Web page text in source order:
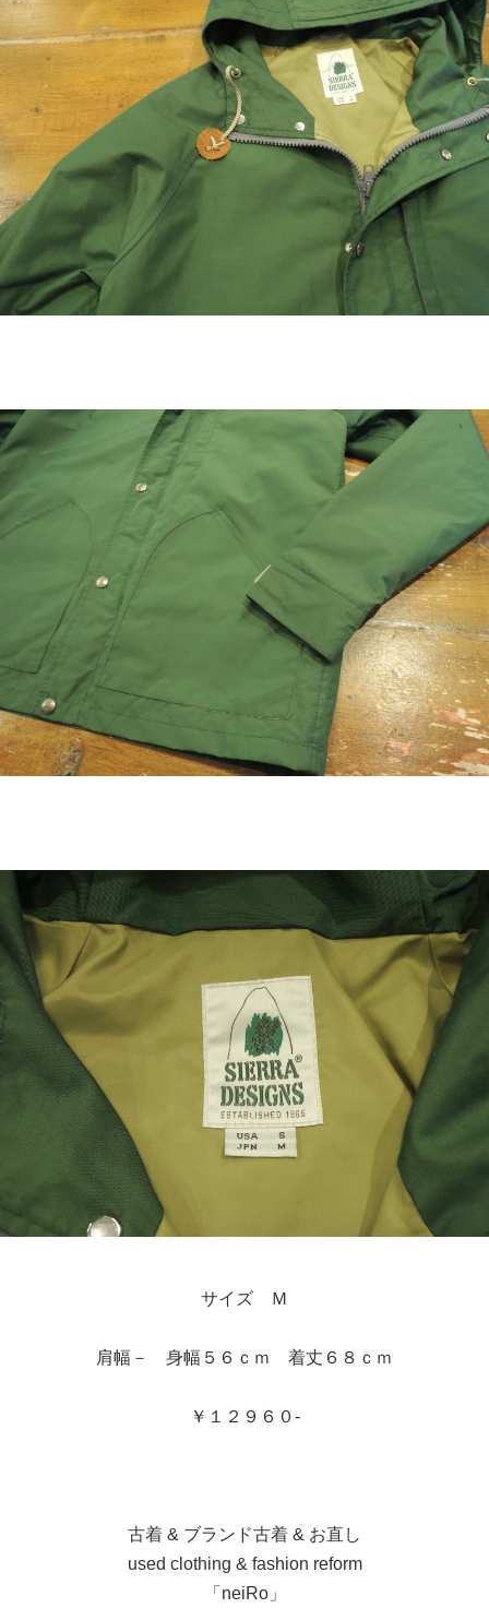
サイズ Ｍ
肩幅－ 身幅５６ｃｍ 着丈６８ｃｍ
￥１２９６０-
古着 & ブランド古着 & お直し
used clothing & fashion reform
「neiRo」